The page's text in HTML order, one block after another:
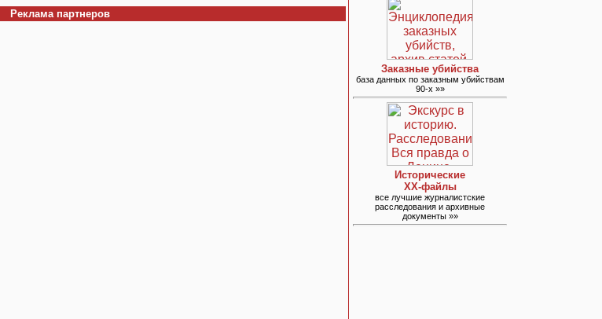
Реклама партнеров
Заказные убийства
база данных по заказным убийствам
90-х »»
Исторические
ХХ-файлы
все лучшие журналистские
расследования и архивные
документы »»